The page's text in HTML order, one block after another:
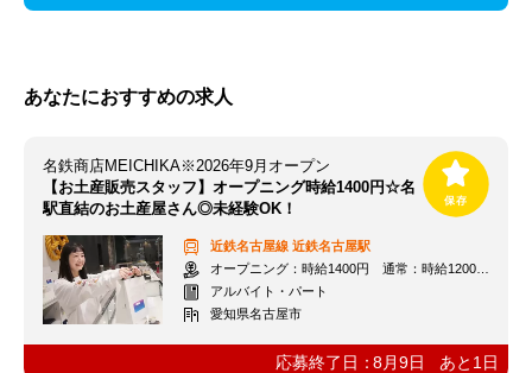
あなたにおすすめの求人
名鉄商店MEICHIKA※2026年9月オープン
【お土産販売スタッフ】オープニング時給1400円☆名
駅直結のお土産屋さん◎未経験OK！
近鉄名古屋線 近鉄名古屋駅
オープニング：時給1400円 通常：時給1200円～＋交通費全額支給
アルバイト・パート
愛知県名古屋市
応募終了日：8月9日 あと 1 日